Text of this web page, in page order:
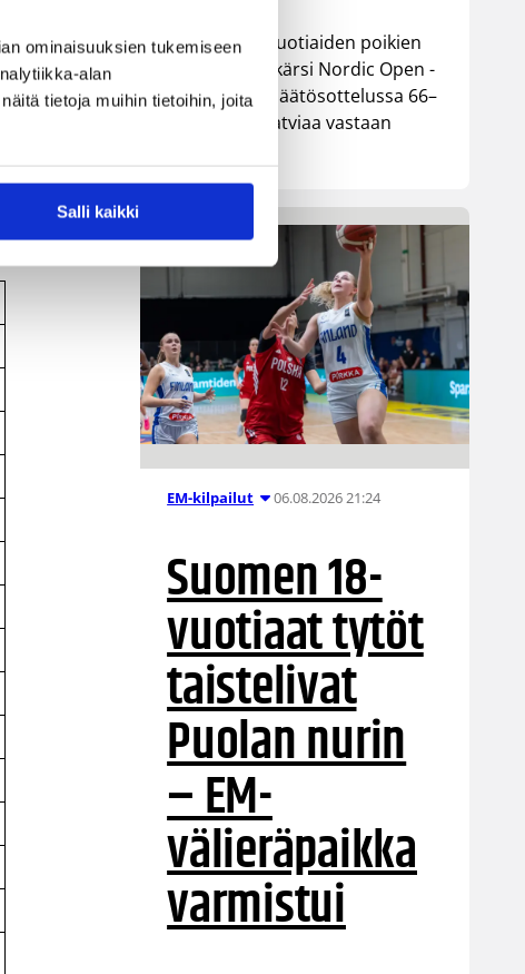
ominaisuuksien tukemiseen
alan
tietoja muihin tietoihin, joita
Salli kaikki
Suomen 15-vuotiaiden poikien
maajoukkue kärsi Nordic Open -
turnauksen päätösottelussa 66–
74-tappion Latviaa vastaan
EM-kilpailut 06.08.2026 21:24
Suomen 18-
vuotiaat tytöt
taistelivat
Puolan nurin
– EM-
välieräpaikka
varmistui